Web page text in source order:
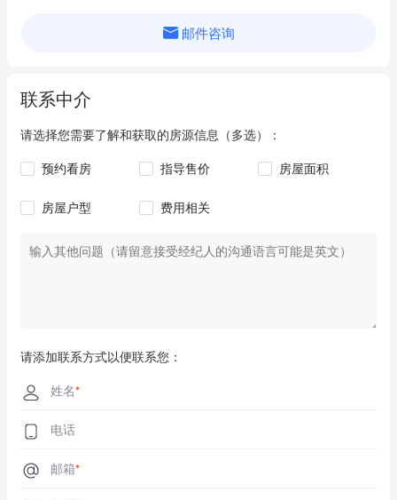
邮件咨询
联系中介
请选择您需要了解和获取的房源信息（多选）：
预约看房 指导售价 房屋面积
房屋户型 费用相关
请添加联系方式以便联系您：
姓名*
电话
邮箱*